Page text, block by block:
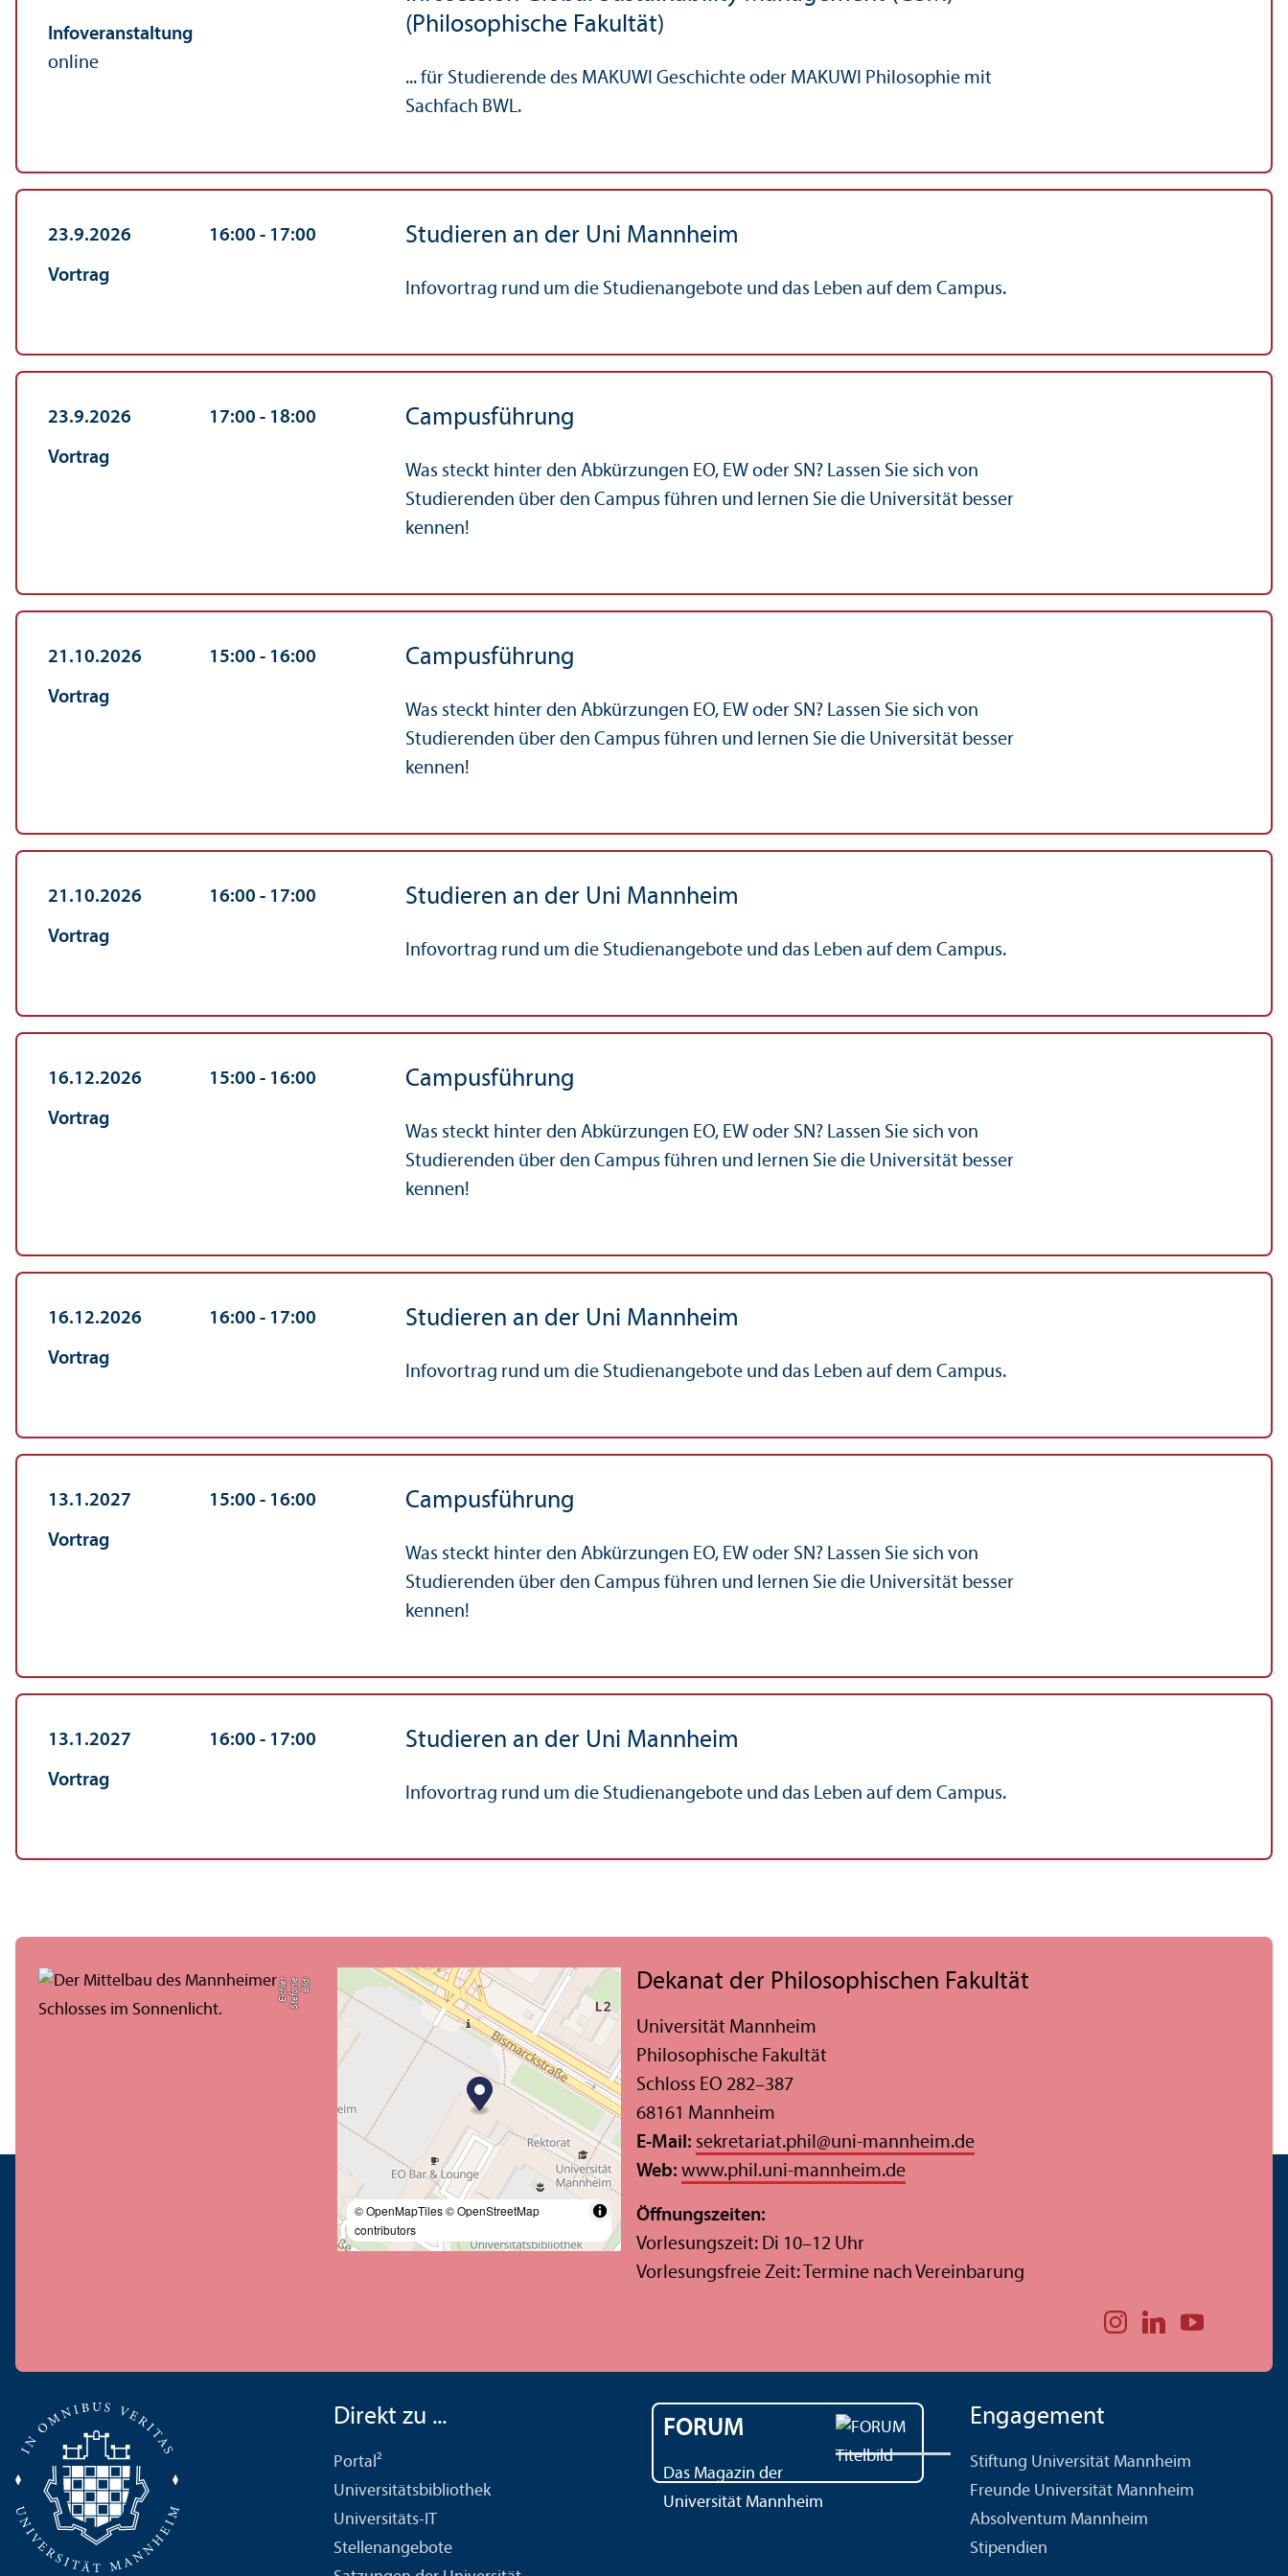
Info­veranstaltung
online
(Philosophische Fakultät)
... für Studierende des MAKUWI Geschichte oder MAKUWI Philosophie mit
Sachfach BWL.
23.9.2026 16:00 ‐ 17:00
Vortrag
Studieren an der Uni Mannheim
Infovortrag rund um die Studien­angebote und das Leben auf dem Campus.
23.9.2026 17:00 ‐ 18:00
Vortrag
Campusführung
Was steckt hinter den Abkürzungen EO, EW oder SN? Lassen Sie sich von
Studierenden über den Campus führen und lernen Sie die Universität besser
kennen!
21.10.2026 15:00 ‐ 16:00
Vortrag
Campusführung
Was steckt hinter den Abkürzungen EO, EW oder SN? Lassen Sie sich von
Studierenden über den Campus führen und lernen Sie die Universität besser
kennen!
21.10.2026 16:00 ‐ 17:00
Vortrag
Studieren an der Uni Mannheim
Infovortrag rund um die Studien­angebote und das Leben auf dem Campus.
16.12.2026 15:00 ‐ 16:00
Vortrag
Campusführung
Was steckt hinter den Abkürzungen EO, EW oder SN? Lassen Sie sich von
Studierenden über den Campus führen und lernen Sie die Universität besser
kennen!
16.12.2026 16:00 ‐ 17:00
Vortrag
Studieren an der Uni Mannheim
Infovortrag rund um die Studien­angebote und das Leben auf dem Campus.
13.1.2027 15:00 ‐ 16:00
Vortrag
Campusführung
Was steckt hinter den Abkürzungen EO, EW oder SN? Lassen Sie sich von
Studierenden über den Campus führen und lernen Sie die Universität besser
kennen!
13.1.2027 16:00 ‐ 17:00
Vortrag
Studieren an der Uni Mannheim
Infovortrag rund um die Studien­angebote und das Leben auf dem Campus.
Bil
d:
S
t
e
f
a
ni
e
Ei
c
hl
e
r
© OpenMapTiles© OpenStreetMap
contributors
Dekanat der Philosophischen Fakultät
Universität Mannheim
Philosophische Fakultät
Schloss EO 282–387
68161 Mannheim
E-Mail: sekretariat.phil@uni-mannheim.de
Web: www.phil.uni-mannheim.de
Öffnungs­zeiten:
Vorlesungs­zeit: Di 10–12 Uhr
Vorlesungs­freie Zeit: Termine nach Vereinbarung
Direkt zu ...
Portal²
Universitäts­bibliothek
Universitäts-IT
Stellenangebote
FORUM
Das Magazin der
Universität Mannheim
Engagement
Stiftung Universität Mannheim
Freunde Universität Mannheim
Absolventum Mannheim
Stipendien